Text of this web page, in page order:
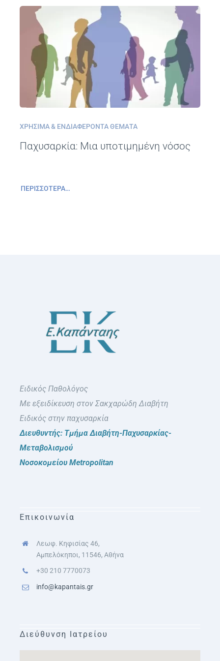
Συχνές Ερωτήσεις
Φωτογραφικό Υλικό & Videos
Επικοινωνία
ΧΡΉΣΙΜΑ & ΕΝΔΙΑΦΈΡΟΝΤΑ ΘΈΜΑΤΑ
Παχυσαρκία: Μια υποτιμημένη νόσος
ΠΕΡΙΣΣΌΤΕΡΑ…
Ειδικός Παθολόγος
Με εξειδίκευση στον Σακχαρώδη Διαβήτη
Ειδικός στην παχυσαρκία
Διευθυντής: Τμήμα Διαβήτη-Παχυσαρκίας-
Μεταβολισμού
Νοσοκομείου Metropolitan
Επικοινωνία
Λεωφ. Κηφισίας 46,
Αμπελόκηποι, 11546, Αθήνα
+30 210 7770073
info@kapantais.gr
Διεύθυνση Ιατρείου